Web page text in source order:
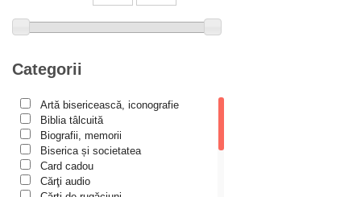
Alexandru Huțanu
Alexandru Lascarov-Moldovanu
Alexandru Rădescu
Alexandru Tkacenko
Alexis Torrance
Alina Ana Nistor
Categorii
Artă bisericească, iconografie
Biblia tâlcuită
Biografii, memorii
Biserica și societatea
Card cadou
Cărţi audio